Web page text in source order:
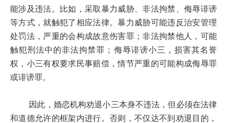
能涉及违法。比如，采取暴力威胁、非法拘禁、侮辱诽谤
等方式，就触犯了相应法律。暴力威胁可能违反治安管理
处罚法，严重的会构成故意伤害罪；非法拘禁他人，可能
触犯刑法中的非法拘禁罪；侮辱诽谤小三，损害其名誉
权，小三有权要求民事赔偿，情节严重的可能构成侮辱罪
或诽谤罪。
因此，婚恋机构劝退小三本身不违法，但必须在法律
和道德允许的框架内进行。否则，不仅达不到劝退目的，